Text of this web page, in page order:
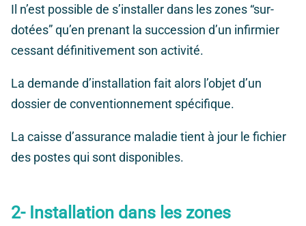
Il n’est possible de s’installer dans les zones “sur-
dotées” qu’en prenant la succession d’un infirmier
cessant définitivement son activité.
La demande d’installation fait alors l’objet d’un
dossier de conventionnement spécifique.
La caisse d’assurance maladie tient à jour le fichier
des postes qui sont disponibles.
2- Installation dans les zones